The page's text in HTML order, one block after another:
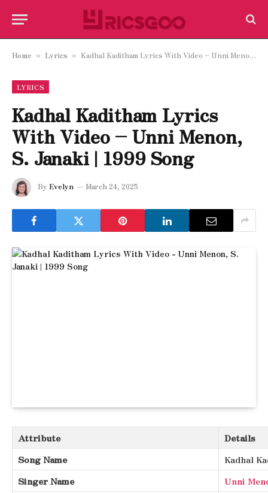
Home » Lyrics » Kadhal Kaditham Lyrics With Video – Unni Menon, S. Janaki | 1999 Song
LYRICS
Kadhal Kaditham Lyrics
With Video – Unni Menon,
S. Janaki | 1999 Song
By Evelyn March 24, 2025
Attribute
Details
Song Name
Kadhal
Singer Name
Unni